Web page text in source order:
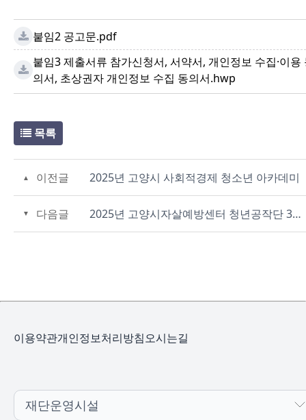
붙임2 공고문.pdf
붙임3 제출서류 참가신청서, 서약서, 개인정보 수집·이용
의서, 초상권자 개인정보 수집 동의서.hwp
목록
이전글 2025년 고양시 사회적경제 청소년 아카데미
다음글 2025년 고양시자살예방센터 청년공작단 3기 모집
이용약관개인정보처리방침오시는길
재단운영시설